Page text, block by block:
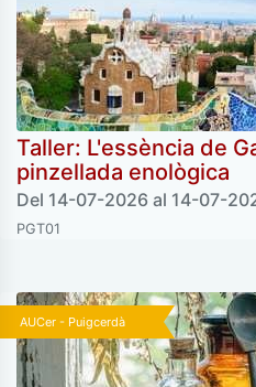
Taller: L'essència de
pinzellada enològica
Del 14-07-2026 al 14-07-
PGT01
AUCer - Puigcerdà